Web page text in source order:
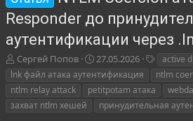
Responder до
аутентификации через
А
в
т
о
р
Сергей Попов
Д
а
а
н
27.05.2026
е
active
lnk файл атака аутентификация
ntlm
ntlm relay attack
petitpotam атака
захват ntlm хешей
принудительная